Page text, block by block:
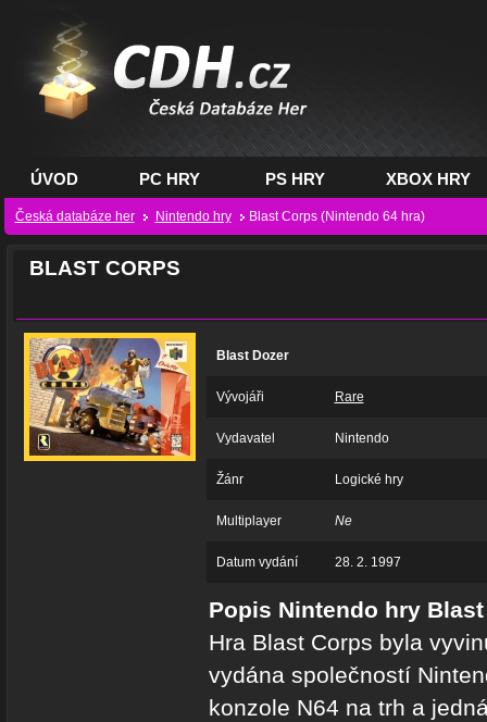
CDH.cz - hry na PC,
PS, XBOX - Česká
databáze her
ÚVOD PC HRY PS HRY XBOX HRY
Česká databáze her Nintendo hry Blast Corps (Nintendo 64 hra)
BLAST CORPS
Blast Dozer
Vývojáři Rare
Vydavatel Nintendo
Žánr Logické hry
Multiplayer Ne
Datum vydání 28. 2. 1997
Popis Nintendo hry
Hra Blast Corps byla
vydána společností
konzole N64 na trh a